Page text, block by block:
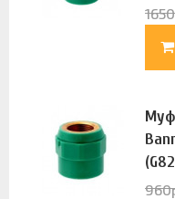
1650
960